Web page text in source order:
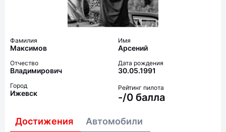
Фамилия
Максимов
Имя
Арсений
Отчество
Владимирович
Дата рождения
30.05.1991
Город
Ижевск
Рейтинг пилота
-/0 балла
Достижения Автомобили